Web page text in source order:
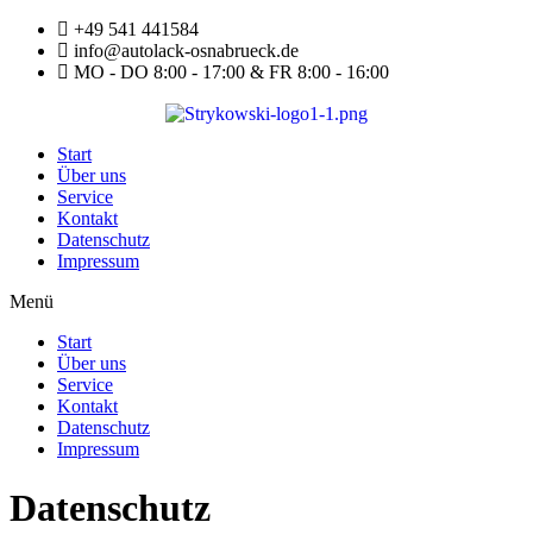
Zum
Inhalt
springen
+49 541 441584
info@autolack-osnabrueck.de
MO - DO 8:00 - 17:00 & FR 8:00 - 16:00
Start
Über uns
Service
Kontakt
Datenschutz
Impressum
Menü
Start
Über uns
Service
Kontakt
Datenschutz
Impressum
Datenschutz